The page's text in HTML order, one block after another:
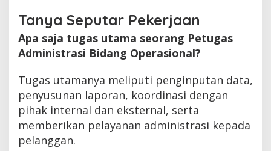
Tanya Seputar Pekerjaan
Apa saja tugas utama seorang Petugas
Administrasi Bidang Operasional?
Tugas utamanya meliputi penginputan data,
penyusunan laporan, koordinasi dengan
pihak internal dan eksternal, serta
memberikan pelayanan administrasi kepada
pelanggan.